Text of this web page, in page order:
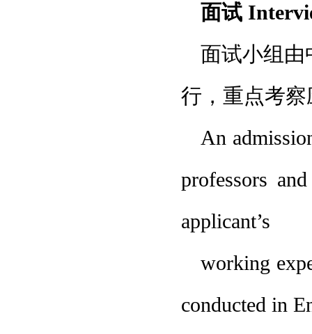
面试
面试小组由
行，重点考
An
professors
applicant’s
working
conducted in